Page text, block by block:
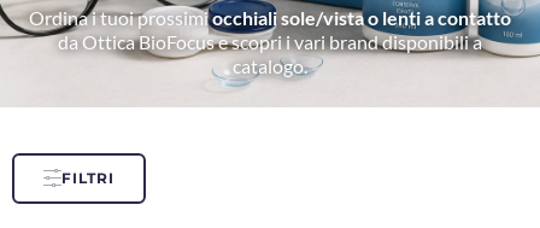
Ordina i tuoi prossimiocchiali sole/vista o lenti a contatto
da Ottica BioFocus e scopri i vari brand disponibili a
catalogo.
FILTRI